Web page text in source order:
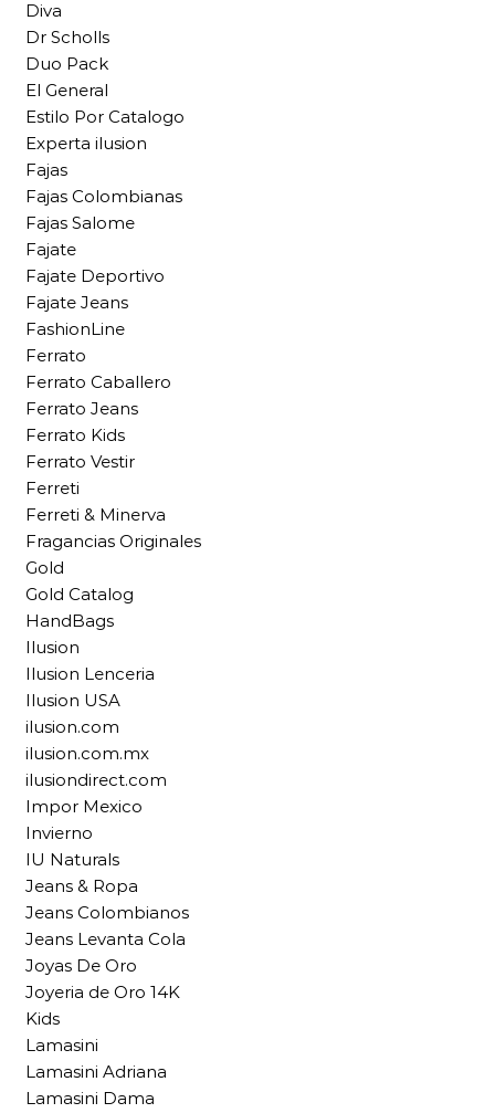
Diva
Dr Scholls
Duo Pack
El General
Estilo Por Catalogo
Experta ilusion
Fajas
Fajas Colombianas
Fajas Salome
Fajate
Fajate Deportivo
Fajate Jeans
FashionLine
Ferrato
Ferrato Caballero
Ferrato Jeans
Ferrato Kids
Ferrato Vestir
Ferreti
Ferreti & Minerva
Fragancias Originales
Gold
Gold Catalog
HandBags
Ilusion
Ilusion Lenceria
Ilusion USA
ilusion.com
ilusion.com.mx
ilusiondirect.com
Impor Mexico
Invierno
IU Naturals
Jeans & Ropa
Jeans Colombianos
Jeans Levanta Cola
Joyas De Oro
Joyeria de Oro 14K
Kids
Lamasini
Lamasini Adriana
Lamasini Dama